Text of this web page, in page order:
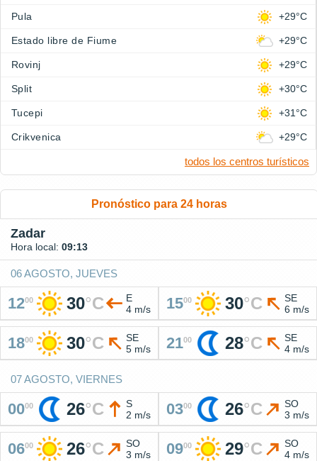
Pula +29°C
Estado libre de Fiume +29°C
Rovinj +29°C
Split +30°C
Tucepi +31°C
Crikvenica +29°C
todos los centros turísticos
Pronóstico para 24 horas
Zadar
Hora local: 09:13
06 AGOSTO, JUEVES
1200 30°C
E
4 m/s
1500 30°C
SE
6 m/s
1800 30°C
SE
5 m/s
2100 28°C
SE
4 m/s
07 AGOSTO, VIERNES
0000 26°C
S
2 m/s
0300 26°C
SO
3 m/s
0600 26°C
SO
3 m/s
0900 29°C
SO
4 m/s